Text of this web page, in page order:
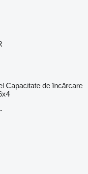
Capacitate de încărcare